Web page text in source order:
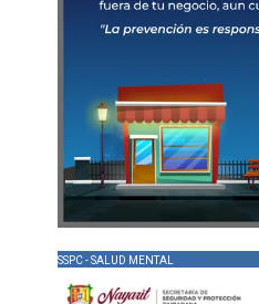
SSPC - SALUD MENTAL